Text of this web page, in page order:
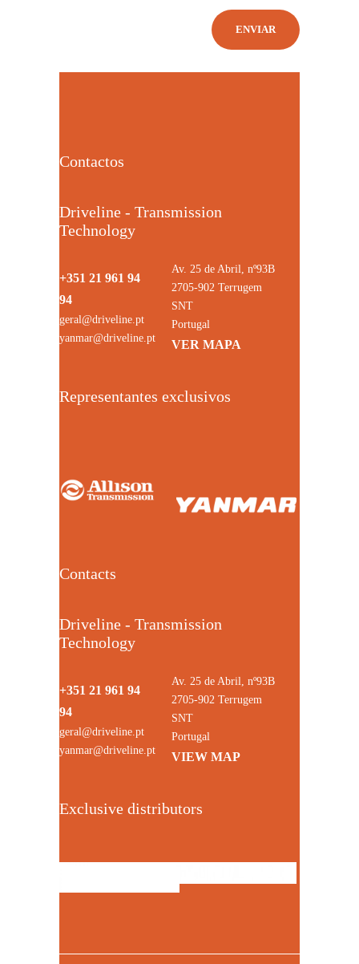
Contactos
Driveline - Transmission
Technology
+351 21 961 94
94
geral@driveline.pt
yanmar@driveline.pt
Av. 25 de Abril, nº93B
2705-902 Terrugem
SNT
Portugal
VER MAPA
Representantes exclusivos
Contacts
Driveline - Transmission
Technology
+351 21 961 94
94
geral@driveline.pt
yanmar@driveline.pt
Av. 25 de Abril, nº93B
2705-902 Terrugem
SNT
Portugal
VIEW MAP
Exclusive distributors